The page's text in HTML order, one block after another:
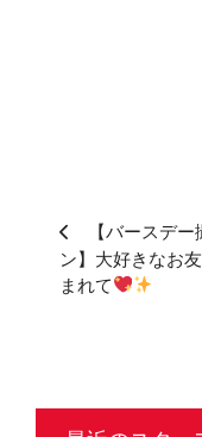
【バースデ
ン】大好きなお
まれて